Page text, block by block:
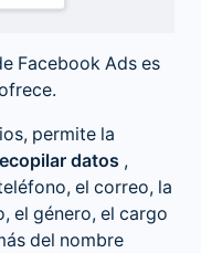
Facebook Ads es
permite la
datos ,
el correo, la
el género, el cargo
del nombre